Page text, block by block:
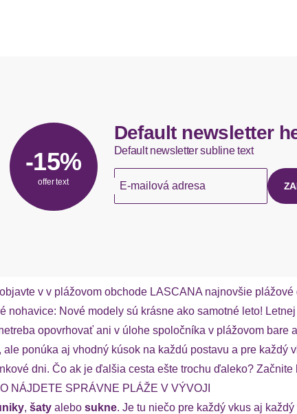
-15%
offer text
Default newsletter
Default newsletter subline text
E-mailová adresa
v v plážovom obchode LASCANA najnovšie
nohavice: Nové modely sú krásne ako samotné leto!
opovrhovať ani v úlohe spoločníka v plážovom
ponúka aj vhodný kúsok na každú postavu a pre
dni. Čo ak je ďalšia cesta ešte trochu ďaleko?
NÁJDETE SPRÁVNE PLÁŽE V VÝVOJI
, šaty alebo sukne. Je tu niečo pre každý vkus aj